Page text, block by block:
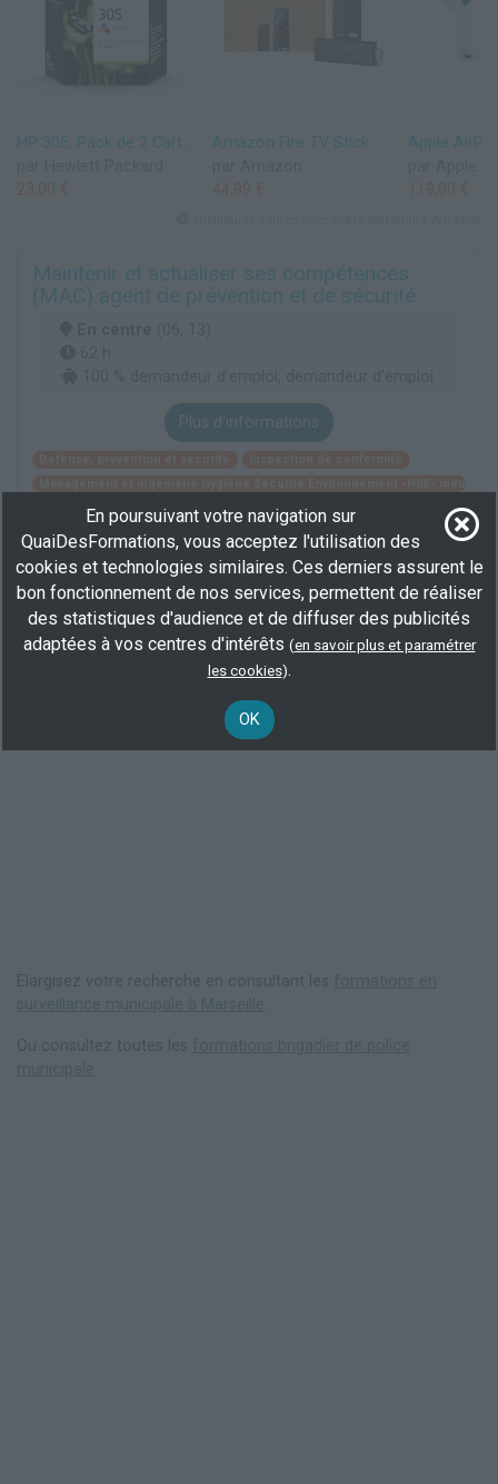
Maintenir et actualiser ses compétences
(MAC) agent de prévention et de sécurité
Plus d'informations
Voir toutes les formations
formations en
surveillance municipale à Marseille
formations brigadier de police
municipale
En poursuivant votre navigation sur
QuaiDesFormations, vous acceptez l'utilisation des
cookies et technologies similaires. Ces derniers assurent le
bon fonctionnement de nos services, permettent de réaliser
des statistiques d'audience et de diffuser des publicités
adaptées à vos centres d'intérêts (en savoir plus et paramétrer
les cookies).
OK